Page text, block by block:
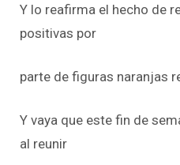
Y lo reafirma el hecho de
positivas por
parte de figuras naranjas
Y vaya que este fin de
al reunir